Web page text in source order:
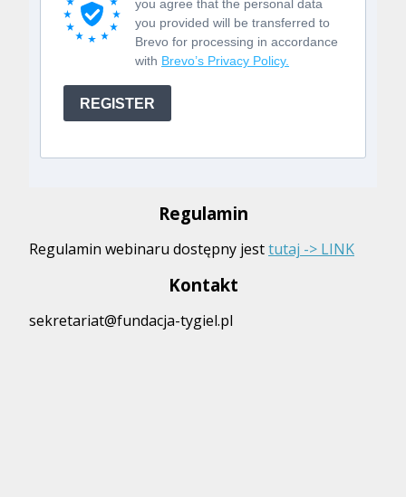
you agree that the personal data
you provided will be transferred to
Brevo for processing in accordance
with Brevo’s Privacy Policy.
REGISTER
Regulamin
Regulamin webinaru dostępny jesttutaj -> LINK
Kontakt
sekretariat@fundacja-tygiel.pl